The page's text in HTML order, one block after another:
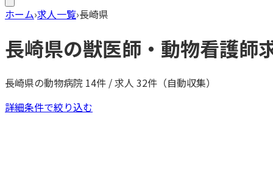
ホーム›求人一覧›長崎県
長崎県の獣医師・動物看護師
長崎県の動物病院 14件 / 求人 32件（自動収集）
詳細条件で絞り込む